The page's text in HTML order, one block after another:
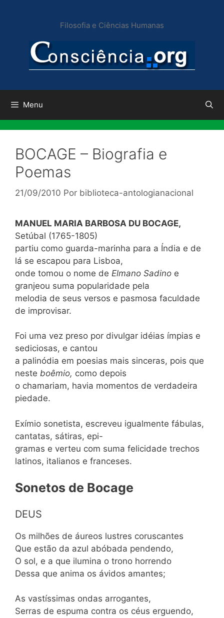
conteúdo
Filosofia e Ciências Humanas
Menu
BOCAGE – Biografia e
Poemas
21/09/2010 Por biblioteca-antologianacional
MANUEL MARIA BARBOSA DU BOCAGE,
Setúbal (1765-1805)
partiu como guarda-marinha para a Índia e de
lá se escapou para Lisboa,
onde tomou o nome de Elmano Sadino e
granjeou suma popularidade pela
melodia de seus versos e pasmosa faculdade
de improvisar.
Foi uma vez preso por divulgar idéias ímpias e
sediciosas, e cantou
a palinódia em poesias mais sinceras, pois que
neste boêmio, como depois
o chamariam, havia momentos de verdadeira
piedade.
Exímio sonetista, escreveu igualmente fábulas,
cantatas, sátiras, epi-
gramas e verteu com suma felicidade trechos
latinos, italianos e franceses.
Sonetos de Bocage
DEUS
Os milhões de áureos lustres coruscantes
Que estão da azul abóbada pendendo,
O sol, e a que ilumina o trono horrendo
Dessa que anima os ávidos amantes;
As vastíssimas ondas arrogantes,
Serras de espuma contra os céus erguendo,